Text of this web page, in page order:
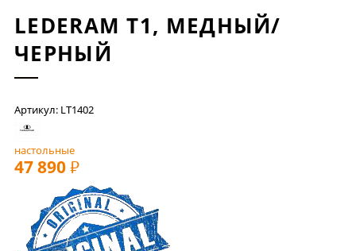
LEDERAM T1, МЕДНЫЙ/
ЧЕРНЫЙ
Артикул: LT1402
настольные
47 890 РУБ